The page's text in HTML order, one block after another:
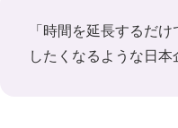
「時間を延長するだ
したくなるような日本